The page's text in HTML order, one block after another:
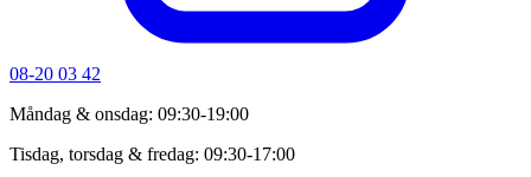
08-20 03 42
Måndag & onsdag: 09:30-19:00
Tisdag, torsdag & fredag: 09:30-17:00